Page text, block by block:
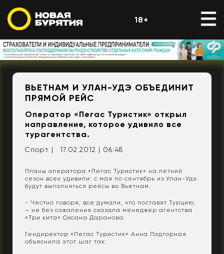
18+
ВЬЕТНАМ И УЛАН-УДЭ ОБЪЕДИНИТ
ПРЯМОЙ РЕЙС
Оператор «Пегас Туристик» открыл
направление, которое удивило все
турагентства.
Спорт | 17.02.2012 | 06:48
Планы оператора «Пегас Туристик» на летний
сезон всех удивили: с мая по сентябрь из Улан-Удэ
будут выполняться рейсы во Вьетнам.
- Честно говоря, все думали, что поставят Турцию,
– не без сожаления сказала менеджер агентства
«Три кита» Оксана Даранова.
Гендиректор «Пегас Туристик» Анна Подгорная
объяснила этот шаг так: